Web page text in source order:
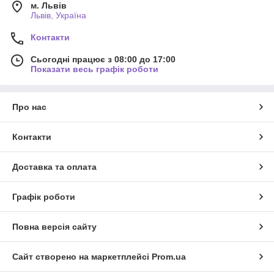
м. Львів
Львів, Україна
Контакти
Сьогодні працює з 08:00 до 17:00
Показати весь графік роботи
Про нас
Контакти
Доставка та оплата
Графік роботи
Повна версія сайту
Сайт створено на маркетплейсі Prom.ua